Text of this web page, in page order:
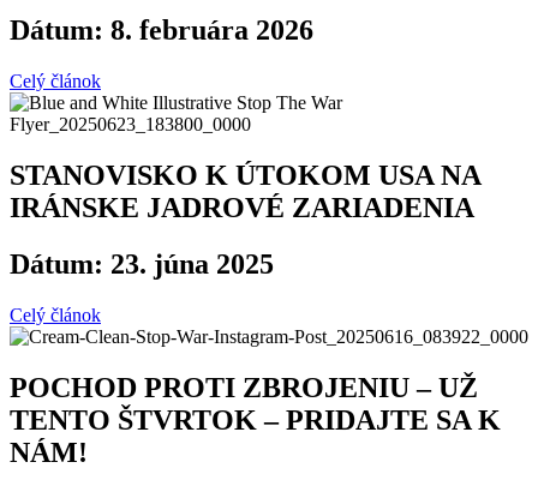
Dátum: 8. februára 2026
Celý článok
STANOVISKO K ÚTOKOM USA NA
IRÁNSKE JADROVÉ ZARIADENIA
Dátum: 23. júna 2025
Celý článok
POCHOD PROTI ZBROJENIU – UŽ
TENTO ŠTVRTOK – PRIDAJTE SA K
NÁM!